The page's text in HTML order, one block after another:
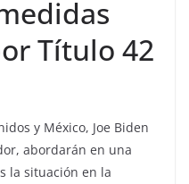
Título 42
y México, Joe Biden
abordarán en una
la situación en la